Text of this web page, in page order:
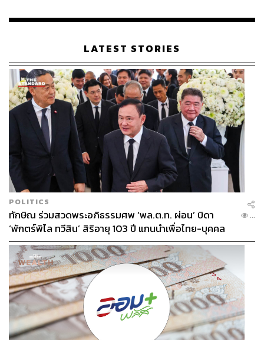
เรือนไทยที่ถูกซุกไว้
LATEST STORIES
POLITICS
ทักษิณ ร่วมสวดพระอภิธรรมศพ ‘พล.ต.ท. ผ่อน’ บิดา
‘พักตร์พิไล ทวีสิน’ สิริอายุ 103 ปี แกนนำเพื่อไทย-บุคคล
หลากวงการร่วมอาลัย
...